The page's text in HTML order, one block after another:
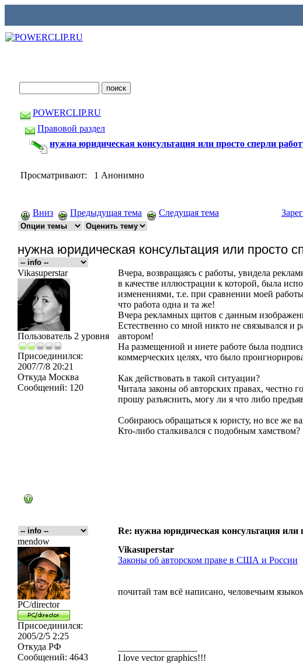
POWERCLIP.RU
Правовой раздел
нужна юридическая консультация или просто сперли
Просматривают: 1 Анонимно
Вниз Предыдущая тема Следущая тема
нужна юридическая консультация или просто
Vikasuperstar
Пользователь 2 уровня
Присоединился:
2007/7/8 20:21
Откуда Москва
Сообщений: 120
Вчера, возвращаясь с работы, увидела
в качестве иллюстрации к которой, была
изменениями, т.е. при сравнении моей
что работа одна и та же!
Вчера рекламных щитов с данным
Естественно со мной никто не связывался и
автором!
На размещенной и инете работе была
коммерческих целях, что было
Как действовать в такой ситуации?
Читала законы об авторских правах, честно
прошу разъяснить, могу ли я что либо
Собираюсь обращаться к юристу, но все же
Кто-либо сталкивался с подобным хамством?
Re: нужна юридическая консультация или
mendow
PC/director
Присоединился:
2005/2/5 2:25
Откуда РФ
Сообщений: 4643
Vikasuperstar
Законы об авторском праве в США и России
почитай там всё написано, человечьим
I love vector graphics!!!